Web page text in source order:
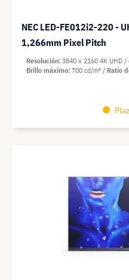
NEC LED-FE012i2-220 -
1,266mm Pixel Pitch
Resolución 3840 x 2160 4K UHD
Brillo máximo 700 cd/m² Ratio